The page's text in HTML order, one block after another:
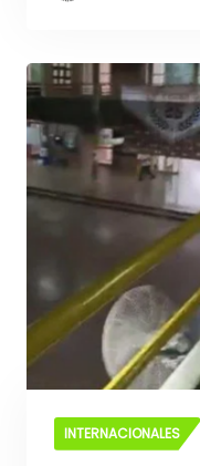
INTERNACIONALES